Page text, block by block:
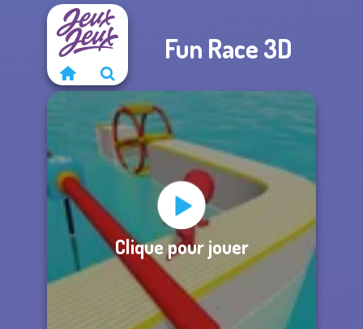
Fun Race 3D
Clique pour jouer